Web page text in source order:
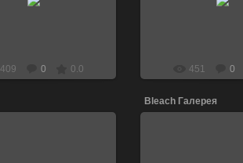
409 0 0.0 451 0
Bleach Галерея